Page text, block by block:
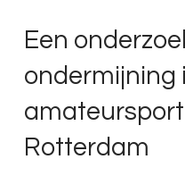
Een
ondermijning
Rotterdam